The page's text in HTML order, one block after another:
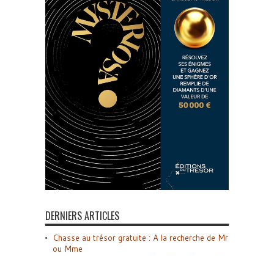
DERNIERS ARTICLES
Chasse au trésor gratuite : A la recherche de Mr
ou Mme